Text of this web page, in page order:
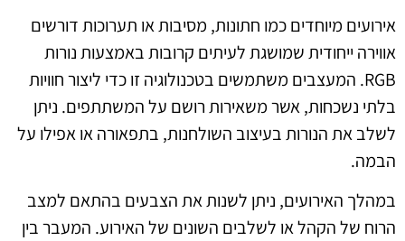
אירועים מיוחדים כמו חתונות, מסיבות או תערוכות דורשים
אווירה ייחודית שמושגת לעיתים קרובות באמצעות נורות
RGB. המעצבים משתמשים בטכנולוגיה זו כדי ליצור חוויות
בלתי נשכחות, אשר משאירות רושם על המשתתפים. ניתן
לשלב את הנורות בעיצוב השולחנות, בתפאורה או אפילו על
הבמה.
במהלך האירועים, ניתן לשנות את הצבעים בהתאם למצב
הרוח של הקהל או לשלבים השונים של האירוע. המעבר בין